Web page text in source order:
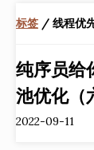
标签 / 线程优
纯序员给
池优化（
2022-09-11